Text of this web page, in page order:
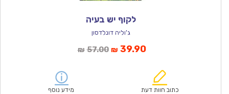
לקוף יש בעיה
ג'וליה דונלדסון
₪ 57.00המחיר
₪57.00.
₪ 39.90המחיר
הוא:
כתוב חוות דעת מידע נוסף